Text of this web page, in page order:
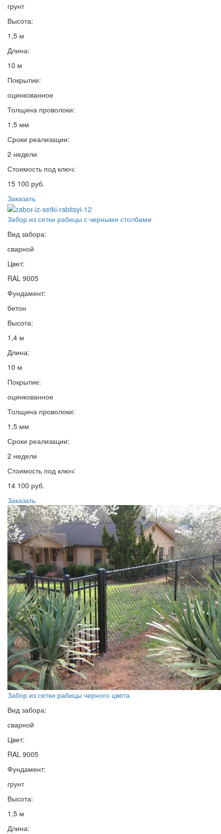
грунт
Высота:
1,5 м
Длина:
10 м
Покрытие:
оцинкованное
Толщина проволоки:
1,5 мм
Сроки реализации:
2 недели
Стоимость под ключ:
15 100 руб.
Заказать
Забор из сетки рабицы с черными столбами
Вид забора:
сварной
Цвет:
RAL 9005
Фундамент:
бетон
Высота:
1,4 м
Длина:
10 м
Покрытие:
оцинкованное
Толщина проволоки:
1,5 мм
Сроки реализации:
2 недели
Стоимость под ключ:
14 100 руб.
Заказать
Забор из сетки рабицы черного цвета
Вид забора:
сварной
Цвет:
RAL 9005
Фундамент:
грунт
Высота:
1,5 м
Длина: